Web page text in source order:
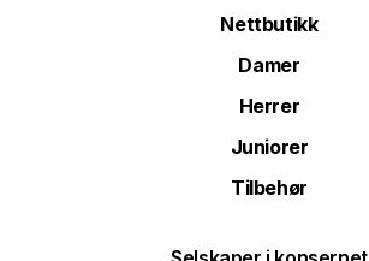
Nettbutikk
Damer
Herrer
Juniorer
Tilbehør